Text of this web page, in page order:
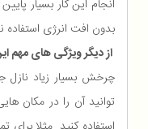
انجام این کار بسیار
بدون افت انرژی استفاده
از دیگر ویژگی های مهم
توانید آن را در مکان